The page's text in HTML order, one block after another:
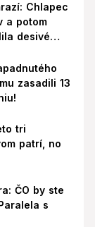
Chlapec
a potom
desivé
zasadili 13
tri
patrí, no
ČO by ste
s